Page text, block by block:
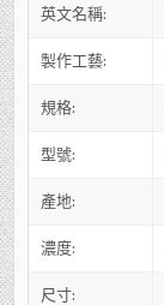
英文名稱:
製作工藝:
規格:
型號:
產地:
濃度:
尺寸: